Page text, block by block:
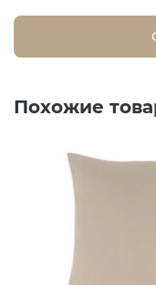
Похожие